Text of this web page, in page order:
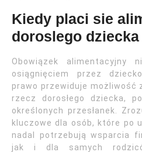
Kiedy placi sie
doroslego dziecka
Obowiązek
osiągnięciem przez
prawo przewiduje możliwość
rzecz dorosłego dziecka,
określonych przesłanek.
kluczowe dla osób, które po
nadal potrzebują wsparcia
jak i dla samych